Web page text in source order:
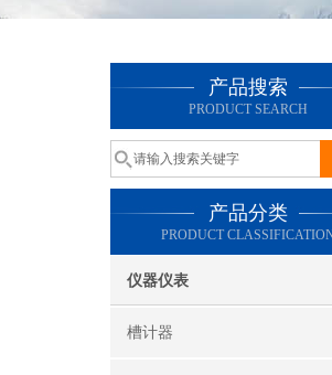
产品搜索
PRODUCT SEARCH
产品分类
PRODUCT
仪器仪表
槽计器